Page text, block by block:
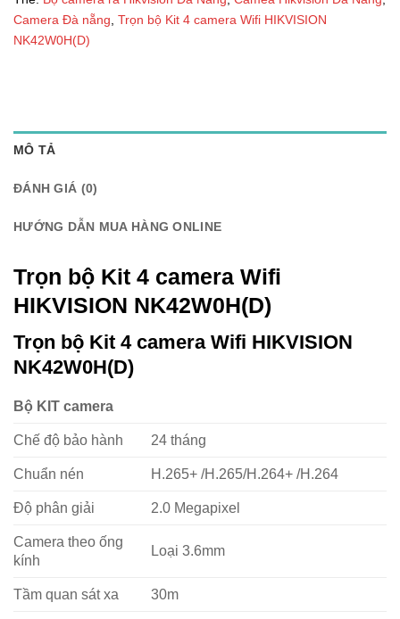
Camera Đà nẵng, Trọn bộ Kit 4 camera Wifi HIKVISION
NK42W0H(D)
MÔ TẢ
ĐÁNH GIÁ (0)
HƯỚNG DẪN MUA HÀNG ONLINE
Trọn bộ Kit 4 camera Wifi
HIKVISION NK42W0H(D)
Trọn bộ Kit 4 camera Wifi HIKVISION
NK42W0H(D)
Bộ KIT camera
Chế độ bảo hành 24 tháng
Chuẩn nén H.265+ /H.265/H.264+ /H.264
Độ phân giải 2.0 Megapixel
Camera theo ống
kính
Loại 3.6mm
Tầm quan sát xa 30m